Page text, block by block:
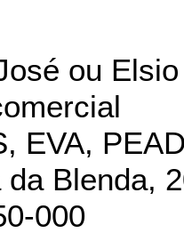
ou Elsio
EVA,
da Blenda,
000